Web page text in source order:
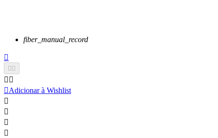
fiber_manual_record

 
 
Adicionar à Wishlist



